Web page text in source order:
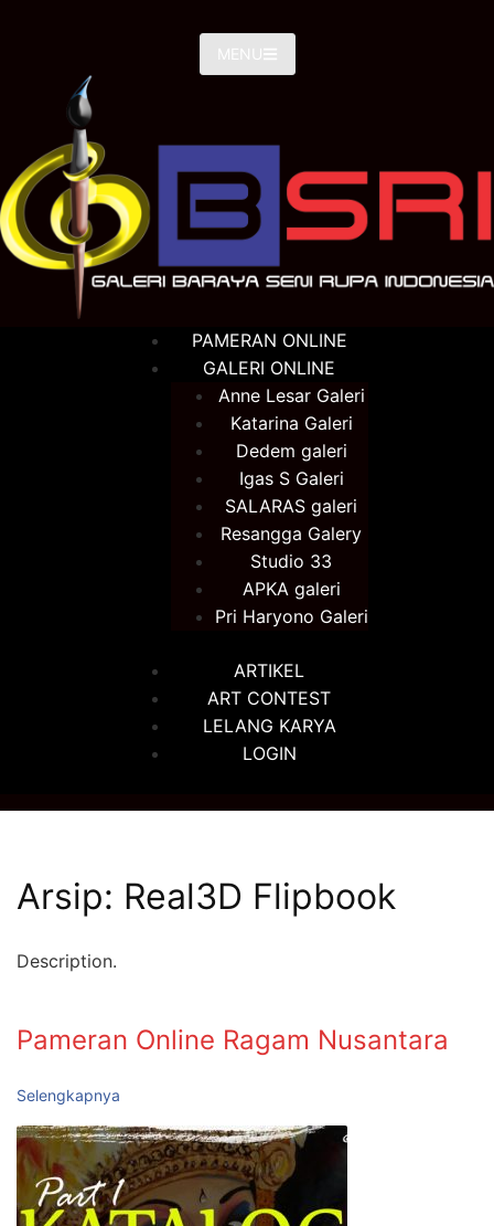
MENU
PAMERAN ONLINE
GALERI ONLINE
Anne Lesar Galeri
Katarina Galeri
Dedem galeri
Igas S Galeri
SALARAS galeri
Resangga Galery
Studio 33
APKA galeri
Pri Haryono Galeri
ARTIKEL
ART CONTEST
LELANG KARYA
LOGIN
Arsip: Real3D Flipbook
Description.
Pameran Online Ragam Nusantara
Selengkapnya